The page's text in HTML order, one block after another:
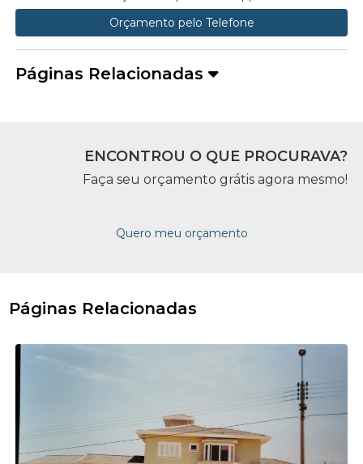
Orçamento pelo Telefone
Páginas Relacionadas
ENCONTROU O QUE PROCURAVA?
Faça seu orçamento grátis agora mesmo!
Quero meu orçamento
Páginas Relacionadas